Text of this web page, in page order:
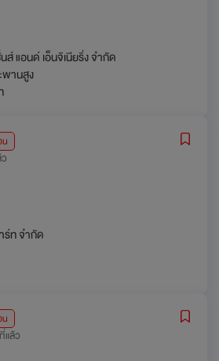
แอนด์ เอ็นจิเนียริ่ง จำกัด
พานสูง
ท จำกัด
แล้ว